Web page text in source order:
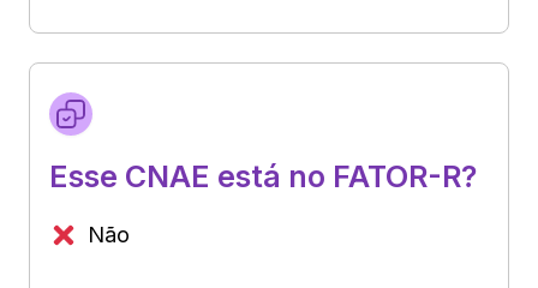
Esse CNAE está no FATOR-R?
Não